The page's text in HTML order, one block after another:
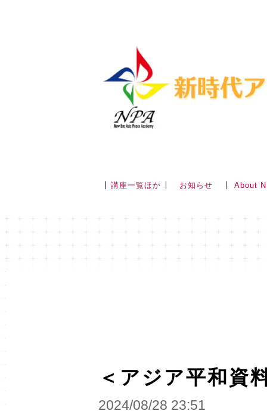
講座一覧ほか お知らせ About
＜アジア平和資
2024/08/28 23:51